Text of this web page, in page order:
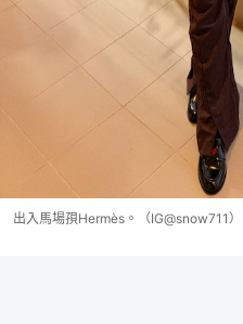
出入馬場孭Hermès。（IG@snow711）